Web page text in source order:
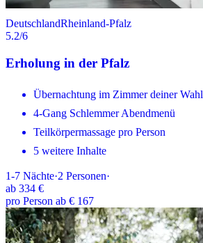
DeutschlandRheinland-Pfalz
5.2/6
Erholung in der Pfalz
Übernachtung im Zimmer deiner Wahl
4-Gang Schlemmer Abendmenü
Teilkörpermassage pro Person
5 weitere Inhalte
1-7 Nächte·2 Personen·
ab 334 €
pro Person ab € 167